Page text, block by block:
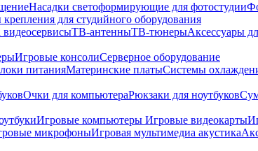
Насадки светоформирующие для фотостудии
для студийного оборудования
ТВ-антенныТВ-тюнерыАксессуары
Игровые консолиСерверное оборудование
питанияМатеринские платыСистемы
Очки для компьютераРюкзаки для ноутбуков
Игровые компьютеры Игровые видеокарты
микрофоныИгровая мультимедиа акустика